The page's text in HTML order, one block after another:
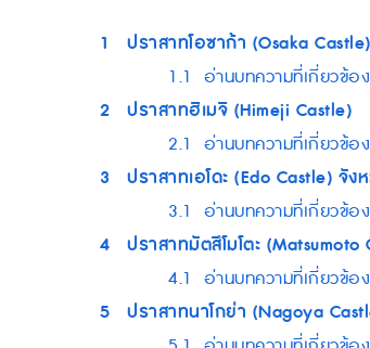
1 ปราสาทโอซาก้า (Osaka
1.1 อ่านบทความที่เกี่ยวข้อง
2 ปราสาทฮิเมจิ (Himeji Castle)
2.1 อ่านบทความที่เกี่ยวข้อง
3 ปราสาทเอโดะ (Edo Castle) จัง
3.1 อ่านบทความที่เกี่ยวข้อง
4 ปราสาทมัตสึโมโตะ
4.1 อ่านบทความที่เกี่ยวข้อง
5 ปราสาทนาโกย่า (Nagoya